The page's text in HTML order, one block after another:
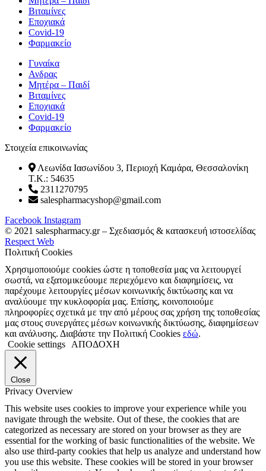
Βιταμίνες
Εποχιακά
Covid-19
Φαρμακείο
Γυναίκα
Ανδρας
Μητέρα – Παιδί
Βιταμίνες
Εποχιακά
Covid-19
Φαρμακείο
Στοιχεία επικοινωνίας
Λεωνίδα Ιασωνίδου 3, Περιοχή Καμάρα, Θεσσαλονίκη
T.K.: 54635
2311270795
salespharmacyshop@gmail.com
Facebook Instagram
© 2021 salespharmacy.gr – Σχεδιασμός & κατασκευή ιστοσελίδας
Respect Web
Πολιτική Cookies
Χρησιμοποιούμε cookies ώστε η τοποθεσία μας να λειτουργεί
σωστά, να εξατομικεύουμε περιεχόμενο και διαφημίσεις, να
παρέχουμε λειτουργίες μέσων κοινωνικής δικτύωσης και να
αναλύουμε την κυκλοφορία μας. Επίσης, κοινοποιούμε
πληροφορίες σχετικά με την από μέρους σας χρήση της τοποθεσίας
μας στους συνεργάτες μέσων κοινωνικής δικτύωσης, διαφημίσεων
και ανάλυσης. Διαβάστε την Πολιτική Cookies εδώ.
Cookie settings
ΑΠΟΔΟΧΗ
Close
Privacy Overview
This website uses cookies to improve your experience while you
navigate through the website. Out of these, the cookies that are
categorized as necessary are stored on your browser as they are
essential for the working of basic functionalities of the website. We
also use third-party cookies that help us analyze and understand how
you use this website. These cookies will be stored in your browser